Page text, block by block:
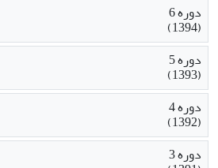
دوره 6
(1394)
دوره 5
(1393)
دوره 4
(1392)
دوره 3